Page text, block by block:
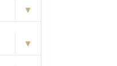
▾
▾